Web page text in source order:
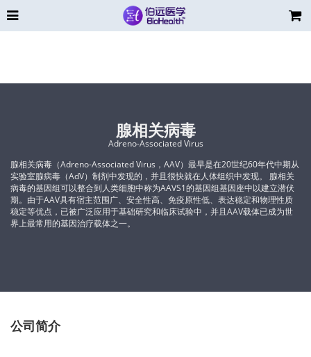
腺相关病毒
Adreno-Associated Virus
腺相关病毒（Adreno-Associated Virus，AAV）最早是在20世纪60年代中期从
实验室腺病毒（AdV）制剂中发现的，并且很快就在人体组织中发现。 腺相关
病毒的基因组可以整合到人类细胞中称为AAVS1的基因组基因座中以建立潜伏
期。由于AAV具有宿主范围广、安全性高、免疫原性低、表达稳定和物理性质
稳定等优点，已被广泛应用于基础研究和临床试验中，并且AAV载体已成为世
界上最常用的基因治疗载体之一。
公司简介